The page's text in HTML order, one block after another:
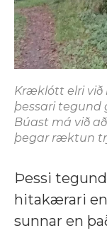
Kræklótt elri við
þessari tegund
Búast má við
þegar ræktun
Þessi
hitakærari en
sunnar en